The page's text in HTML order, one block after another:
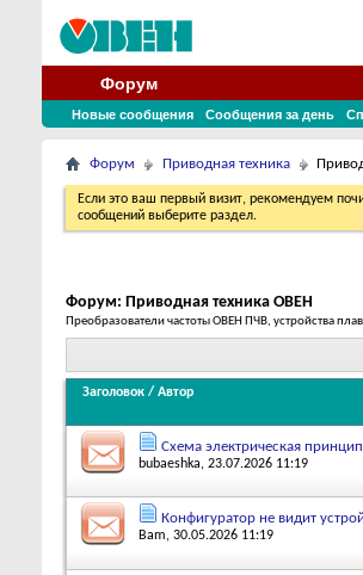
Форум
Новые сообщения Сообщения за день
Форум Приводная техника
Если это ваш первый визит, рекомендуем
сообщений выберите раздел.
Форум: Приводная техника ОВЕН
Преобразователи частоты ОВЕН ПЧВ, устройства
Заголовок / Автор
Схема электрическая
bubaeshka, 23.07.2026 11:19
Конфигуратор не видит
Bam, 30.05.2026 11:19